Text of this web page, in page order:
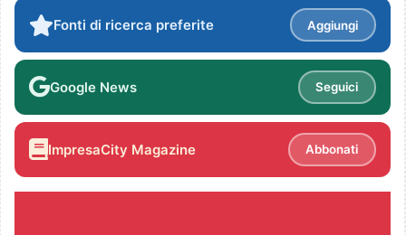
Fonti di ricerca preferite Aggiungi
Google News Seguici
ImpresaCity Magazine Abbonati